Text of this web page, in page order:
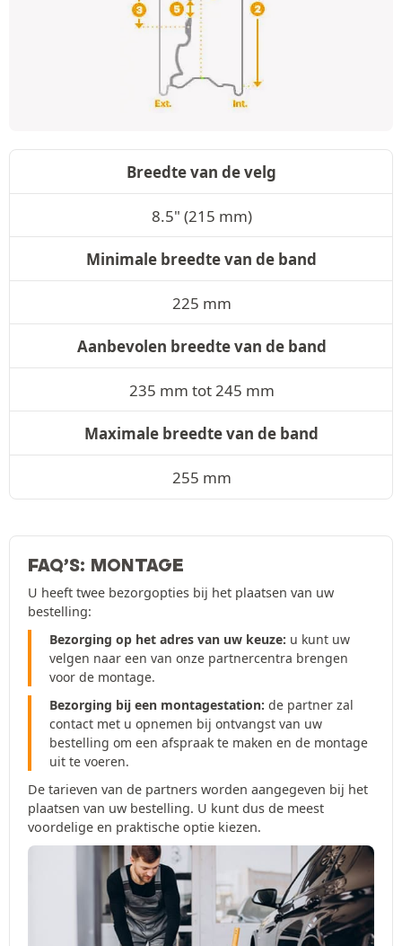
Breedte van de velg
8.5" (215 mm)
Minimale breedte van de band
225 mm
Aanbevolen breedte van de band
235 mm tot 245 mm
Maximale breedte van de band
255 mm
FAQ’S: MONTAGE
U heeft twee bezorgopties bij het plaatsen van uw
bestelling:
Bezorging op het adres van uw keuze: u kunt uw
velgen naar een van onze partnercentra brengen
voor de montage.
Bezorging bij een montagestation: de partner zal
contact met u opnemen bij ontvangst van uw
bestelling om een afspraak te maken en de montage
uit te voeren.
De tarieven van de partners worden aangegeven bij het
plaatsen van uw bestelling. U kunt dus de meest
voordelige en praktische optie kiezen.